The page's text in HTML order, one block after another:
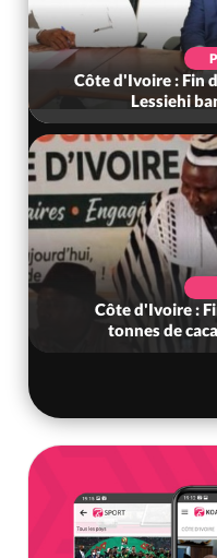
Côte d'Ivoire : Fin
Lessiehi
Côte d'Ivoire :
tonnes de